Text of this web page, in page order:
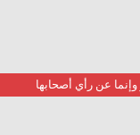
عن رأي أصحابها